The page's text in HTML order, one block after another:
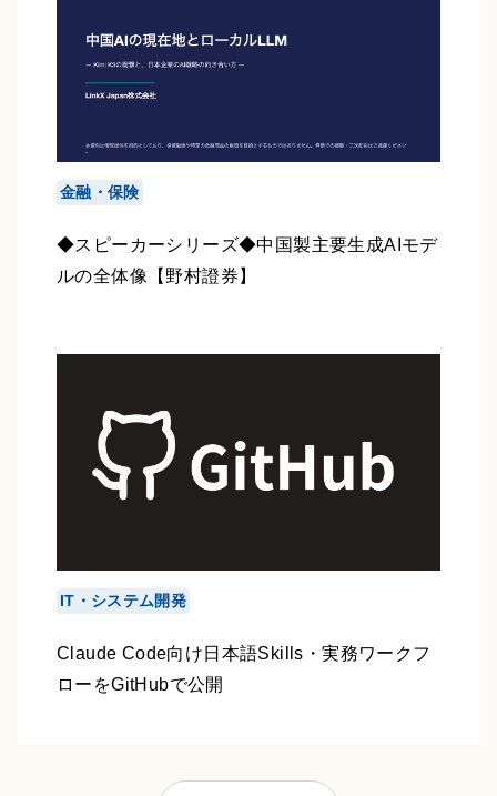
金融・保険
◆スピーカーシリーズ◆中国製主要生成AIモデ
ルの全体像【野村證券】
IT・システム開発
Claude Code向け日本語Skills・実務ワークフ
ローをGitHubで公開